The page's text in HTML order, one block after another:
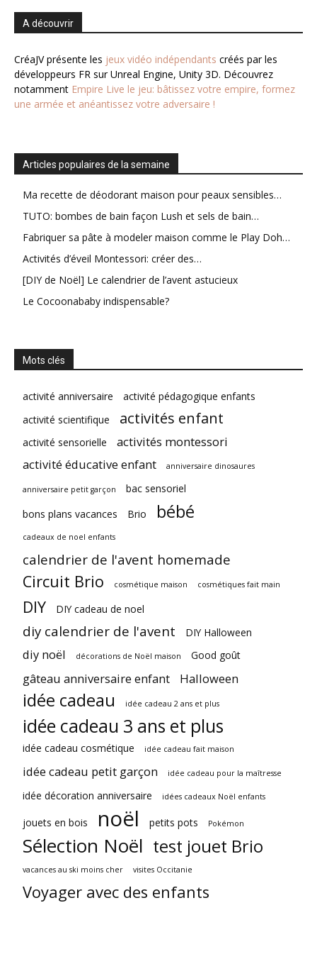
A découvrir
CréaJV présente les jeux vidéo indépendants créés par les
développeurs FR sur Unreal Engine, Unity 3D. Découvrez
notamment Empire Live le jeu: bâtissez votre empire, formez
une armée et anéantissez votre adversaire !
Articles populaires de la semaine
Ma recette de déodorant maison pour peaux sensibles…
TUTO: bombes de bain façon Lush et sels de bain…
Fabriquer sa pâte à modeler maison comme le Play Doh…
Activités d’éveil Montessori: créer des…
[DIY de Noël] Le calendrier de l’avent astucieux
Le Cocoonababy indispensable?
Mots clés
activité anniversaire
activité pédagogique enfants
activité scientifique
activités enfant
activité sensorielle
activités montessori
activité éducative enfant
anniversaire dinosaures
anniversaire petit garçon
bac sensoriel
bons plans vacances
Brio bébé
cadeaux de noel enfants
calendrier de l'avent homemade
Circuit Brio cosmétique maison cosmétiques fait main
DIY DIY cadeau de noel
diy calendrier de l'avent DIY Halloween
diy noël décorations de Noël maison Good goût
gâteau anniversaire enfant Halloween
idée cadeau idée cadeau 2 ans et plus
idée cadeau 3 ans et plus
idée cadeau cosmétique idée cadeau fait maison
idée cadeau petit garçon idée cadeau pour la maîtresse
idée décoration anniversaire idées cadeaux Noël enfants
jouets en bois noël petits pots Pokémon
Sélection Noël test jouet Brio
vacances au ski moins cher visites Occitanie
Voyager avec des enfants